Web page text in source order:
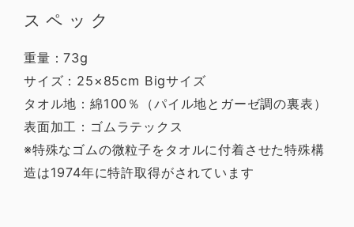
スペック
重量：73g
サイズ：25×85cm Bigサイズ
タオル地：綿100％（パイル地とガーゼ調の裏表）
表面加工：ゴムラテックス
※特殊なゴムの微粒子をタオルに付着させた特殊構
造は1974年に特許取得がされています